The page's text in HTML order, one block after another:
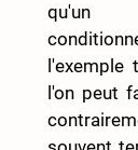
l'exemple
l'on peut